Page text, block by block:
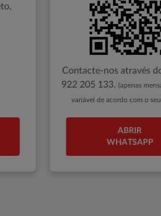
Contacte-nos através
922 205 133. (apenas
variável de acordo com o
ABRIR
WHATSAPP